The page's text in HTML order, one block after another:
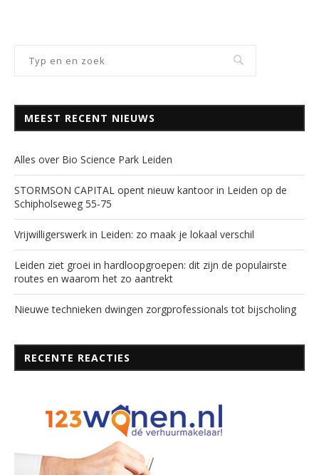
MEEST RECENT NIEUWS
Alles over Bio Science Park Leiden
STORMSON CAPITAL opent nieuw kantoor in Leiden op de
Schipholseweg 55-75
Vrijwilligerswerk in Leiden: zo maak je lokaal verschil
Leiden ziet groei in hardloopgroepen: dit zijn de populairste
routes en waarom het zo aantrekt
Nieuwe technieken dwingen zorgprofessionals tot bijscholing
RECENTE REACTIES